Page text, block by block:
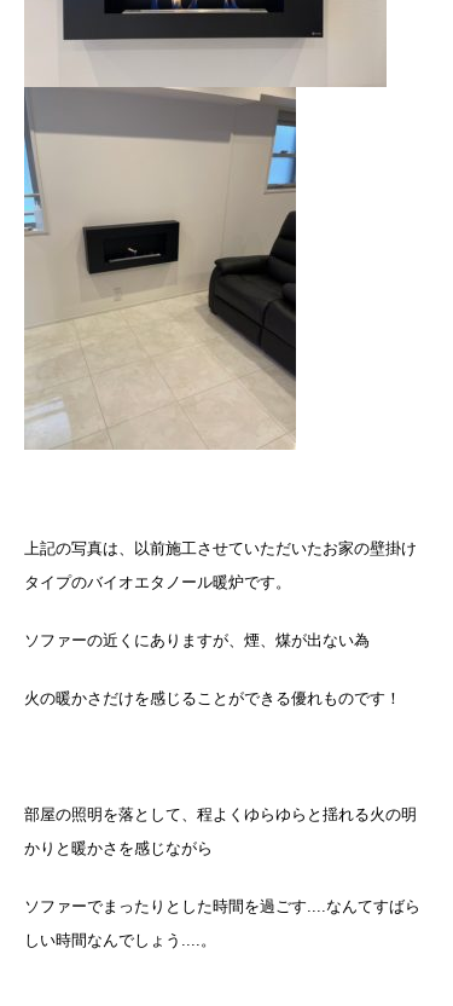
上記の写真は、以前施工させていただいたお家の壁掛け
タイプのバイオエタノール暖炉です。
ソファーの近くにありますが、煙、煤が出ない為
火の暖かさだけを感じることができる優れものです！
部屋の照明を落として、程よくゆらゆらと揺れる火の明
かりと暖かさを感じながら
ソファーでまったりとした時間を過ごす....なんてすばら
しい時間なんでしょう....。